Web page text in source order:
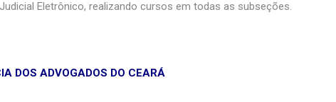
Eletrônico, realizando cursos em todas as subseções.
DOS ADVOGADOS DO CEARÁ